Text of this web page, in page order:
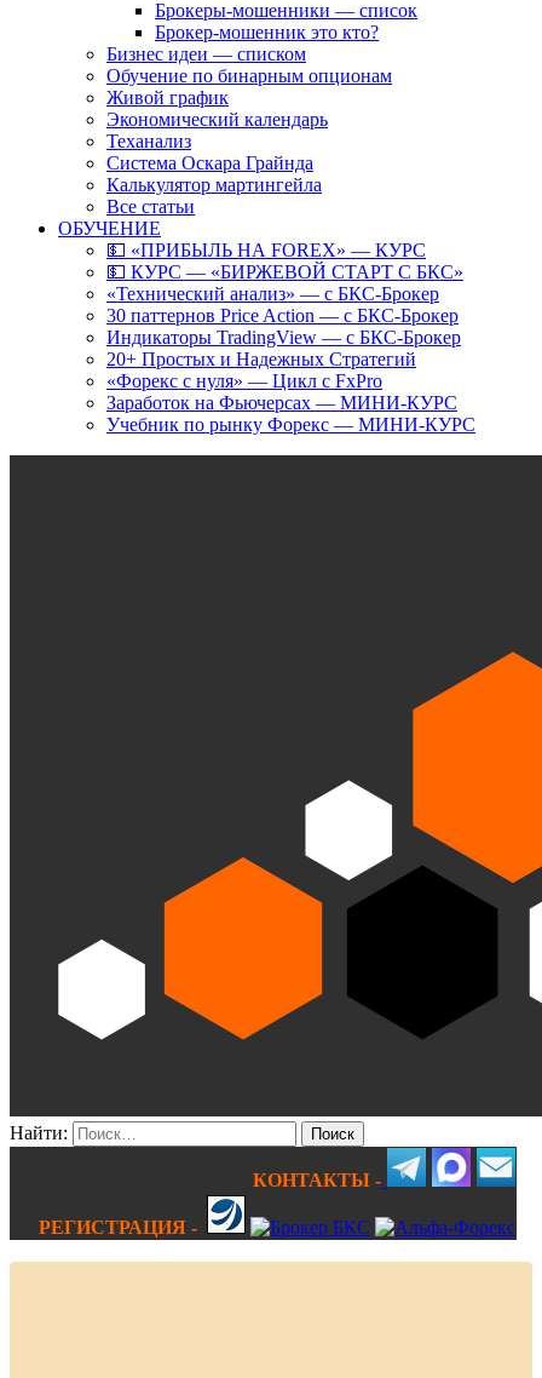
Брокеры-мошенники — список
Брокер-мошенник это кто?
Бизнес идеи — списком
Обучение по бинарным опционам
Живой график
Экономический календарь
Теханализ
Система Оскара Грайнда
Калькулятор мартингейла
Все статьи
ОБУЧЕНИЕ
💵 «ПРИБЫЛЬ НА FOREX» — КУРС
💵 КУРС — «БИРЖЕВОЙ СТАРТ С БКС»
«Технический анализ» — с БКС-Брокер
30 паттернов Price Action — с БКС-Брокер
Индикаторы TradingView — с БКС-Брокер
20+ Простых и Надежных Стратегий
«Форекс с нуля» — Цикл с FxPro
Заработок на Фьючерсах — МИНИ-КУРС
Учебник по рынку Форекс — МИНИ-КУРС
Найти:
КОНТАКТЫ -
РЕГИСТРАЦИЯ -